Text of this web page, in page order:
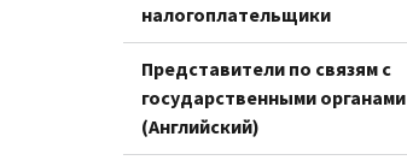
налогоплательщики
Представители по связям с
государственными органами
(Английский)